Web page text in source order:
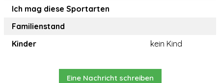
Ich mag diese Sportarten
Familienstand
Kinder
kein Kind
Eine Nachricht schreiben